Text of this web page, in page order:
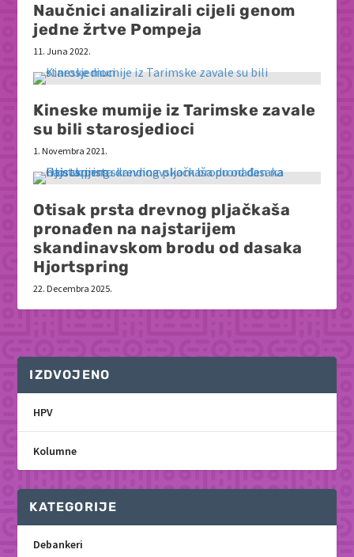
Naučnici analizirali cijeli genom
jedne žrtve Pompeja
11. Juna 2022.
Kineske mumije iz Tarimske zavale
su bili starosjedioci
1. Novembra 2021.
Otisak prsta drevnog pljačkaša
pronađen na najstarijem
skandinavskom brodu od dasaka
Hjortspring
22. Decembra 2025.
IZDVOJENO
HPV
Kolumne
KATEGORIJE
Debankeri